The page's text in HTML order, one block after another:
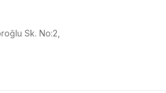
Sk. No:2,